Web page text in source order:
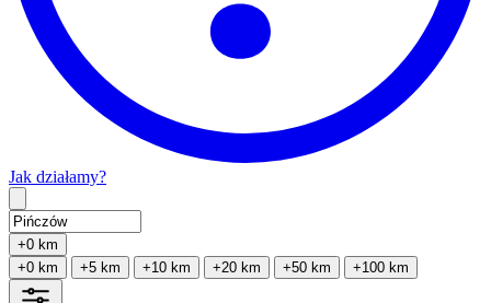
Jak działamy?
+0 km
+0 km
+5 km +10 km +20 km +50 km +100 km